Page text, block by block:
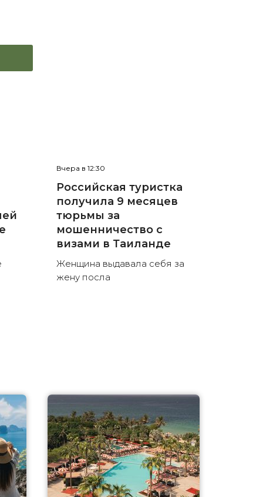
Вчера в 12:30
Российская туристка
получила 9 месяцев
тюрьмы за
мошенничество с
визами в Таиланде
Женщина выдавала себя за
жену посла